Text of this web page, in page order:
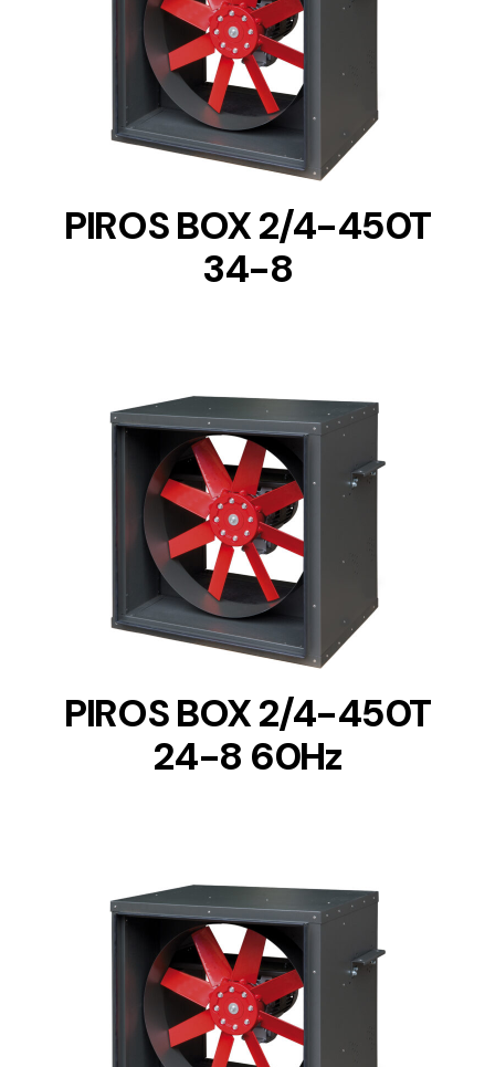
DETAILS
PIROS BOX 2/4-450T
34-8
DETAILS
PIROS BOX 2/4-450T
24-8 60Hz
DETAILS